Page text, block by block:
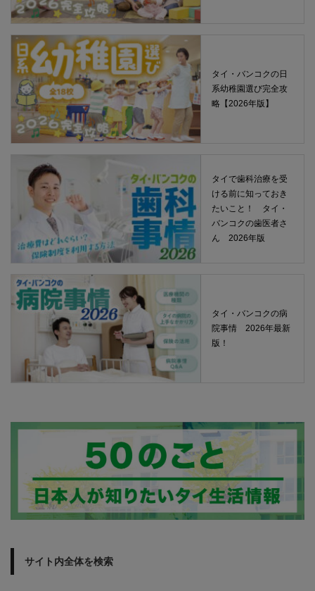
タイ・バンコクの日
系幼稚園選び完全攻
略【2026年版】
タイで歯科治療を受
ける前に知っておき
たいこと！ タイ・
バンコクの歯医者さ
ん 2026年版
タイ・バンコクの病
院事情 2026年最新
版！
サイト内全体を検索